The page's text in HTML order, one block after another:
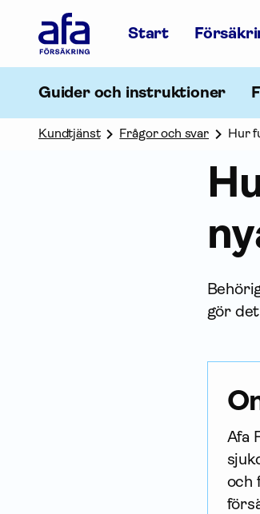
Försäkring
Gå
startsidan
Start
Guider och instruktioner
Kundtjänst Frågor och svar Hur
gör
Afa
och